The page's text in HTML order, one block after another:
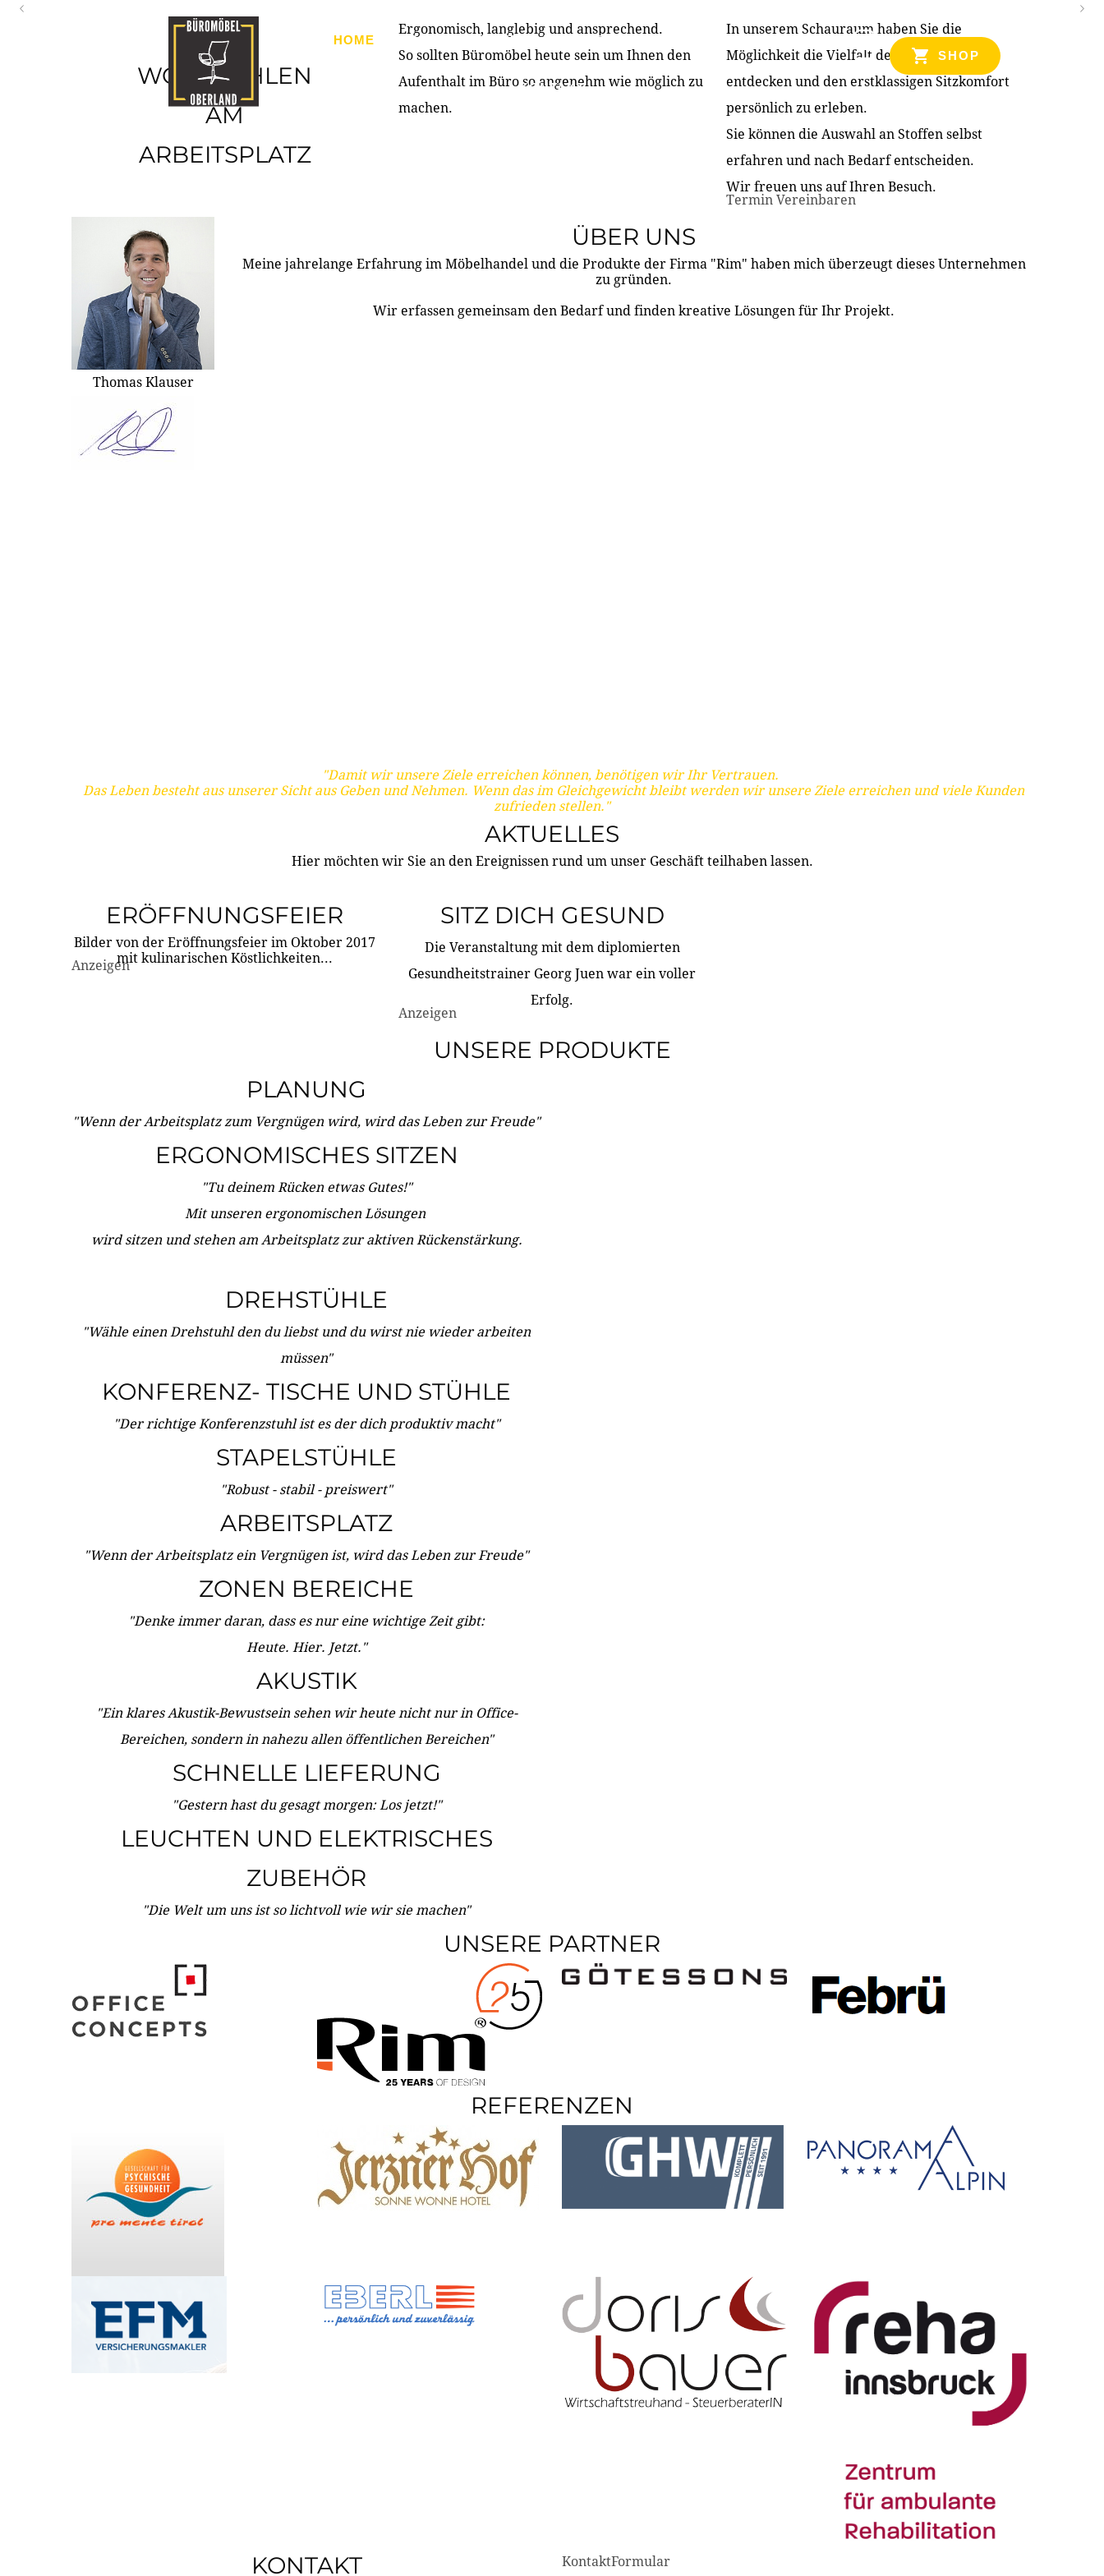
HOME PRODUKTE ÜBER UNS PARTNER & REFERENZEN
KONTAKT
SHOP
WOHLFÜHLEN
AM
ARBEITSPLATZ
Ergonomisch, langlebig und ansprechend.
So sollten Büromöbel heute sein um Ihnen den
Aufenthalt im Büro so angenehm wie möglich zu
machen.
In unserem Schauraum haben Sie die
Möglichkeit die Vielfalt der Produkte zu
entdecken und den erstklassigen Sitzkomfort
persönlich zu erleben.
Sie können die Auswahl an Stoffen selbst
erfahren und nach Bedarf entscheiden.
Wir freuen uns auf Ihren Besuch.
Termin Vereinbaren
Thomas Klauser
ÜBER UNS
Meine jahrelange Erfahrung im Möbelhandel und die Produkte der Firma "Rim" haben mich überzeugt dieses Unternehmen
zu gründen.
Wir erfassen gemeinsam den Bedarf und finden kreative Lösungen für Ihr Projekt.
"Damit wir unsere Ziele erreichen können, benötigen wir Ihr Vertrauen.
Das Leben besteht aus unserer Sicht aus Geben und Nehmen. Wenn das im Gleichgewicht bleibt werden wir unsere Ziele erreichen und viele Kunden
zufrieden stellen."
AKTUELLES
Hier möchten wir Sie an den Ereignissen rund um unser Geschäft teilhaben lassen.
ERÖFFNUNGSFEIER
Bilder von der Eröffnungsfeier im Oktober 2017
mit kulinarischen Köstlichkeiten...
Anzeigen
SITZ DICH GESUND
Die Veranstaltung mit dem diplomierten
Gesundheitstrainer Georg Juen war ein voller
Erfolg.
Anzeigen
UNSERE PRODUKTE
PLANUNG
"Wenn der Arbeitsplatz zum Vergnügen wird, wird das Leben zur Freude"
ERGONOMISCHES SITZEN
"Tu deinem Rücken etwas Gutes!"
Mit unseren ergonomischen Lösungen
wird sitzen und stehen am Arbeitsplatz zur aktiven Rückenstärkung.
DREHSTÜHLE
"Wähle einen Drehstuhl den du liebst und du wirst nie wieder arbeiten
müssen"
KONFERENZ- TISCHE UND STÜHLE
"Der richtige Konferenzstuhl ist es der dich produktiv macht"
STAPELSTÜHLE
"Robust - stabil - preiswert"
ARBEITSPLATZ
"Wenn der Arbeitsplatz ein Vergnügen ist, wird das Leben zur Freude"
ZONEN BEREICHE
"Denke immer daran, dass es nur eine wichtige Zeit gibt:
Heute. Hier. Jetzt."
AKUSTIK
"Ein klares Akustik-Bewustsein sehen wir heute nicht nur in Office-
Bereichen, sondern in nahezu allen öffentlichen Bereichen"
SCHNELLE LIEFERUNG
"Gestern hast du gesagt morgen: Los jetzt!"
LEUCHTEN UND ELEKTRISCHES
ZUBEHÖR
"Die Welt um uns ist so lichtvoll wie wir sie machen"
UNSERE PARTNER
REFERENZEN
KONTAKT KontaktFormular